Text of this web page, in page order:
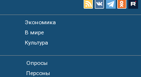
Экономика
В мире
Культура
Опросы
Персоны